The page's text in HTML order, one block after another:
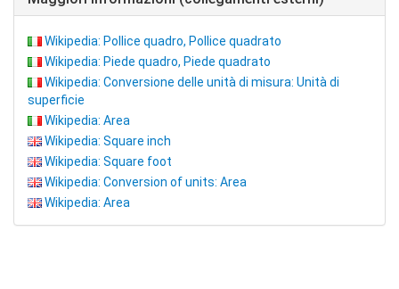
Wikipedia: Pollice quadro, Pollice quadrato
Wikipedia: Piede quadro, Piede quadrato
Wikipedia: Conversione delle unità di misura: Unità di
superficie
Wikipedia: Area
Wikipedia: Square inch
Wikipedia: Square foot
Wikipedia: Conversion of units: Area
Wikipedia: Area